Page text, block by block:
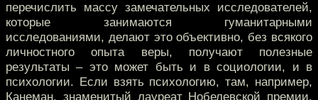
перечислить массу замечательных исследователей,
которые занимаются гуманитарными
исследованиями, делают это объективно, без всякого
личностного опыта веры, получают полезные
результаты – это может быть и в социологии, и в
психологии. Если взять психологию, там, например,
Канеман, знаменитый лауреат Нобелевской премии,